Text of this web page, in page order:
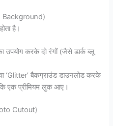
Background)
है।
करके दो रंगों (जैसे डार्क ब्लू
‘Glitter’ बैकग्राउंड डाउनलोड करके
एक प्रीमियम लुक आए।
Cutout)